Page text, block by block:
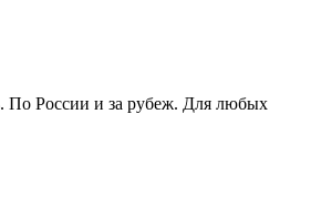
По России и за рубеж. Для любых